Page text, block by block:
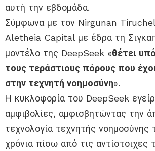
αυτή την εβδομάδα.
Σύμφωνα με τον Nirgunan
Aletheia Capital με έδρα τη
μοντέλο της DeepSeek «θέτει
τους τεράστιους πόρους που
στην τεχνητή νοημοσύνη».
Η κυκλοφορία του DeepSeek
αμφιβολίες, αμφισβητώντας την
τεχνολογία τεχνητής νοημοσύνης
χρόνια πίσω από τις